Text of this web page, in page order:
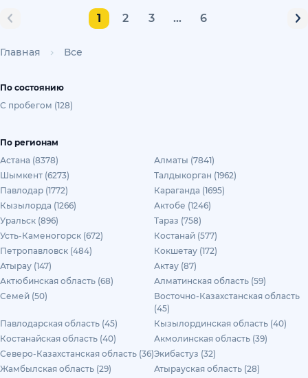
1 2 3 ... 6
Главная Все
По состоянию
С пробегом (128)
По регионам
Астана (8378)
Алматы (7841)
Шымкент (6273)
Талдыкорган (1962)
Павлодар (1772)
Караганда (1695)
Кызылорда (1266)
Актобе (1246)
Уральск (896)
Тараз (758)
Усть-Каменогорск (672)
Костанай (577)
Петропавловск (484)
Кокшетау (172)
Атырау (147)
Актау (87)
Актюбинская область (68)
Алматинская область (59)
Семей (50)
Восточно-Казахстанская область
(45)
Павлодарская область (45)
Кызылординская область (40)
Костанайская область (40)
Акмолинская область (39)
Северо-Казахстанская область (36)Экибастуз (32)
Жамбылская область (29)
Атырауская область (28)